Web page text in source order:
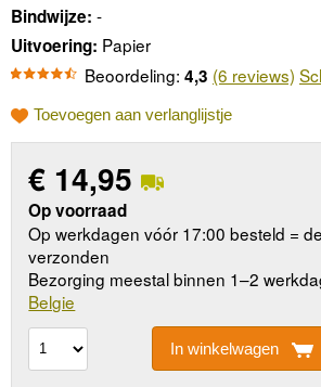
Bindwijze: -
Uitvoering: Papier
Beoordeling: 4,3 (6 reviews)
Toevoegen aan verlanglijstje
€ 14,95
Op voorraad
Op werkdagen vóór 17:00 besteld =
verzonden
Bezorging meestal binnen 1–2
Belgie
In winkelwagen